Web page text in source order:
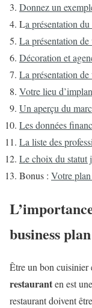
Donnez un
La présentation
La présentation
Décoration et
La présentation
Votre lieu
Un aperçu du
Les données
La liste des
Le choix du statut
Bonus : Votre
business plan
Être un bon cuisinier
restauranten est
restaurant doivent être